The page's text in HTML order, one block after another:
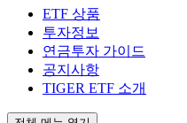
ETF 상품
투자정보
연금투자 가이드
공지사항
TIGER ETF 소개